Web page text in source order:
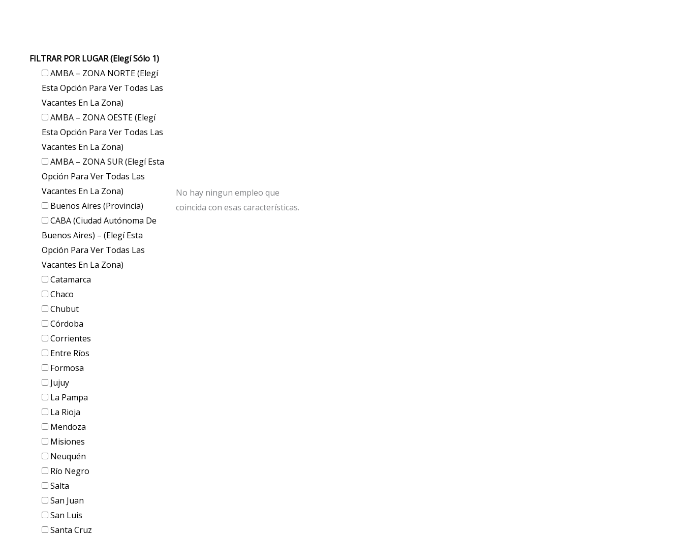
FILTRAR POR LUGAR (elegí Sólo 1)
AMBA – ZONA NORTE (elegí
Esta Opción Para Ver Todas Las
Vacantes En La Zona)
AMBA – ZONA OESTE (elegí
Esta Opción Para Ver Todas Las
Vacantes En La Zona)
AMBA – ZONA SUR (elegí Esta
Opción Para Ver Todas Las
Vacantes En La Zona)
Buenos Aires (provincia)
CABA (Ciudad Autónoma De
Buenos Aires) – (elegí Esta
Opción Para Ver Todas Las
Vacantes En La Zona)
Catamarca
Chaco
Chubut
Córdoba
Corrientes
Entre Ríos
Formosa
Jujuy
La Pampa
La Rioja
Mendoza
Misiones
Neuquén
Río Negro
Salta
San Juan
San Luis
Santa Cruz
No hay ningun empleo que
coincida con esas características.